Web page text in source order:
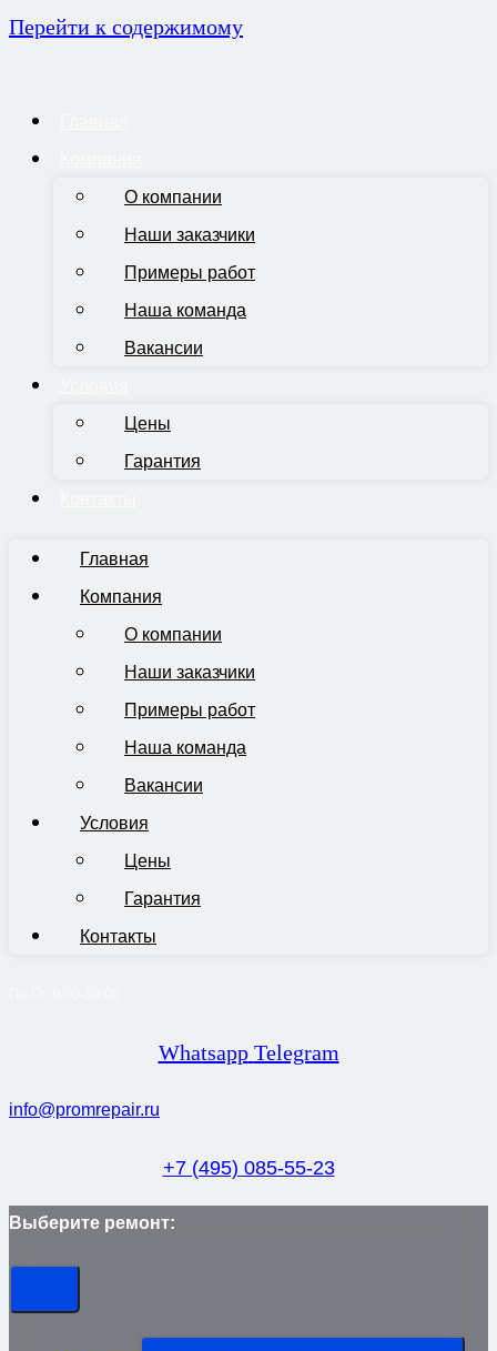
Перейти к содержимому
О компании
Наши заказчики
Примеры работ
Наша команда
Вакансии
Цены
Гарантия
Главная
Компания
О компании
Наши заказчики
Примеры работ
Наша команда
Вакансии
Условия
Цены
Гарантия
Контакты
Whatsapp Telegram
info@promrepair.ru
+7 (495) 085-55-23
Выберите ремонт: